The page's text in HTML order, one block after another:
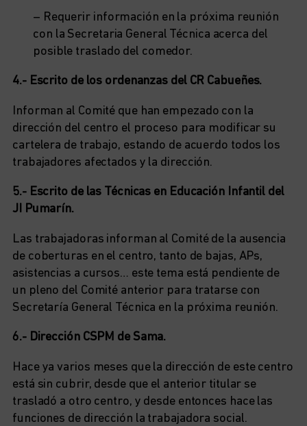
– Requerir información en la próxima reunión
con la Secretaria General Técnica acerca del
posible traslado del comedor.
4.- Escrito de los ordenanzas del CR Cabueñes.
Informan al Comité que han empezado con la
dirección del centro el proceso para modificar su
cartelera de trabajo, estando de acuerdo todos los
trabajadores afectados y la dirección.
5.- Escrito de las Técnicas en Educación Infantil del
JI Pumarín.
Las trabajadoras informan al Comité de la ausencia
de coberturas en el centro, tanto de bajas, APs,
asistencias a cursos… este tema está pendiente de
un pleno del Comité anterior para tratarse con
Secretaría General Técnica en la próxima reunión.
6.- Dirección CSPM de Sama.
Hace ya varios meses que la dirección de este centro
está sin cubrir, desde que el anterior titular se
trasladó a otro centro, y desde entonces hace las
funciones de dirección la trabajadora social.